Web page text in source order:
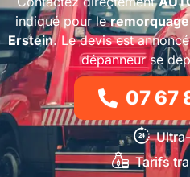
indiqué pour leremorquage
Erstein. Le devis est
dépanneur se
07 67
Tarifs